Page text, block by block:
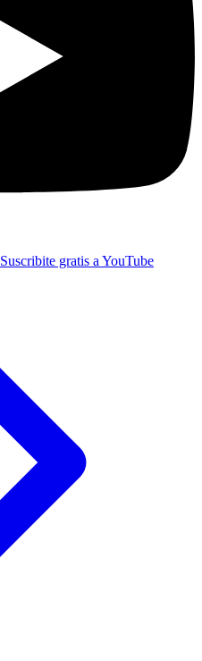
Suscribite gratis a YouTube